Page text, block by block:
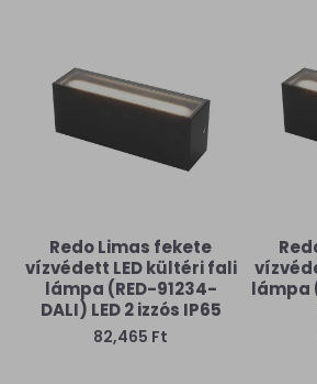
Redo Limas fekete
vízvédett LED kültéri fali
lámpa (RED-91234-
DALI) LED 2 izzós IP65
82,465 Ft
lámpa